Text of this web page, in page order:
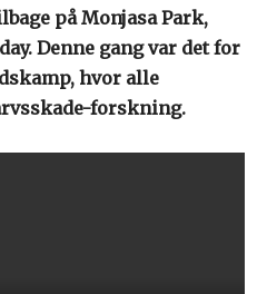
på Monjasa Park,
Denne gang var det for
hvor alle
forskning.